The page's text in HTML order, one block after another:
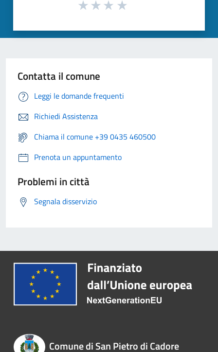
Contatta il comune
Leggi le domande frequenti
Richiedi Assistenza
Chiama il comune +39 0435 460500
Prenota un appuntamento
Problemi in città
Segnala disservizio
Comune di San Pietro di Cadore